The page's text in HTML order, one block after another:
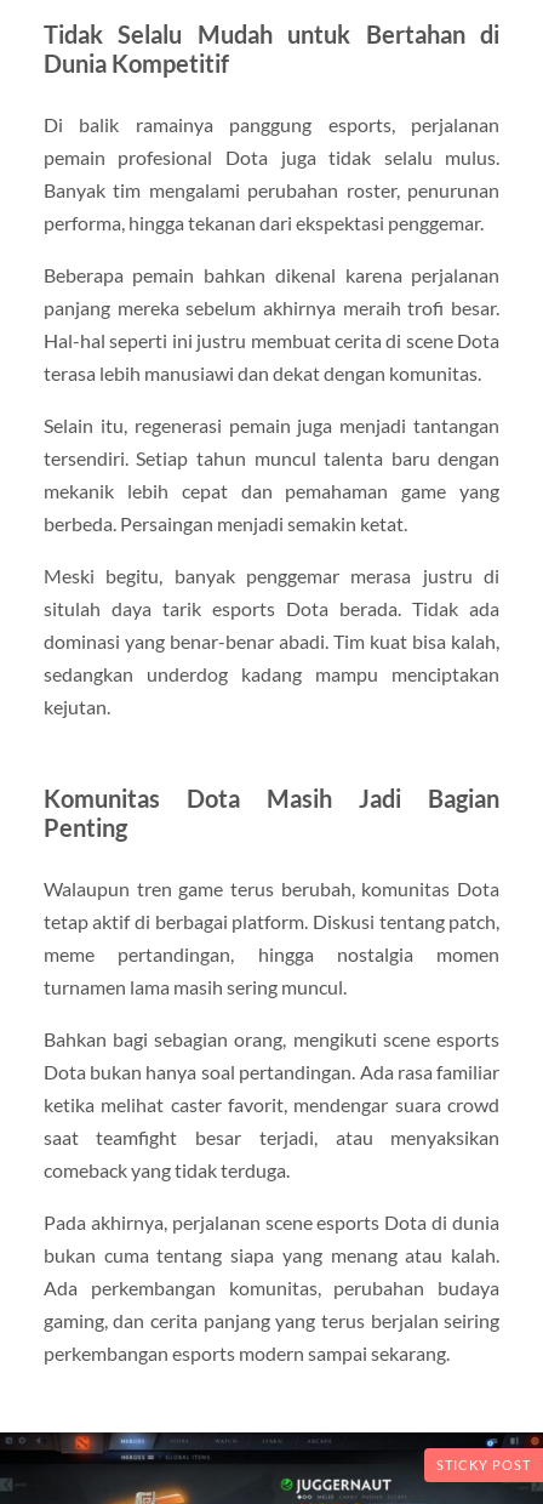
Tidak Selalu Mudah untuk Bertahan di
Dunia Kompetitif
Di balik ramainya panggung esports, perjalanan
pemain profesional Dota juga tidak selalu mulus.
Banyak tim mengalami perubahan roster, penurunan
performa, hingga tekanan dari ekspektasi penggemar.
Beberapa pemain bahkan dikenal karena perjalanan
panjang mereka sebelum akhirnya meraih trofi besar.
Hal-hal seperti ini justru membuat cerita di scene Dota
terasa lebih manusiawi dan dekat dengan komunitas.
Selain itu, regenerasi pemain juga menjadi tantangan
tersendiri. Setiap tahun muncul talenta baru dengan
mekanik lebih cepat dan pemahaman game yang
berbeda. Persaingan menjadi semakin ketat.
Meski begitu, banyak penggemar merasa justru di
situlah daya tarik esports Dota berada. Tidak ada
dominasi yang benar-benar abadi. Tim kuat bisa kalah,
sedangkan underdog kadang mampu menciptakan
kejutan.
Komunitas Dota Masih Jadi Bagian
Penting
Walaupun tren game terus berubah, komunitas Dota
tetap aktif di berbagai platform. Diskusi tentang patch,
meme pertandingan, hingga nostalgia momen
turnamen lama masih sering muncul.
Bahkan bagi sebagian orang, mengikuti scene esports
Dota bukan hanya soal pertandingan. Ada rasa familiar
ketika melihat caster favorit, mendengar suara crowd
saat teamfight besar terjadi, atau menyaksikan
comeback yang tidak terduga.
Pada akhirnya, perjalanan scene esports Dota di dunia
bukan cuma tentang siapa yang menang atau kalah.
Ada perkembangan komunitas, perubahan budaya
gaming, dan cerita panjang yang terus berjalan seiring
perkembangan esports modern sampai sekarang.
STICKY POST